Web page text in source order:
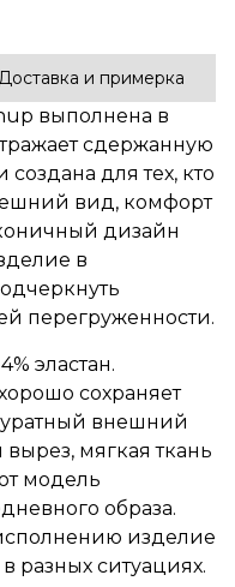
Доставка и примерка
выполнена в
сдержанную
создана для тех, кто
вид, комфорт
дизайн
в
перегруженности.
эластан.
сохраняет
внешний
мягкая ткань
модель
образа.
изделие
разных ситуациях.